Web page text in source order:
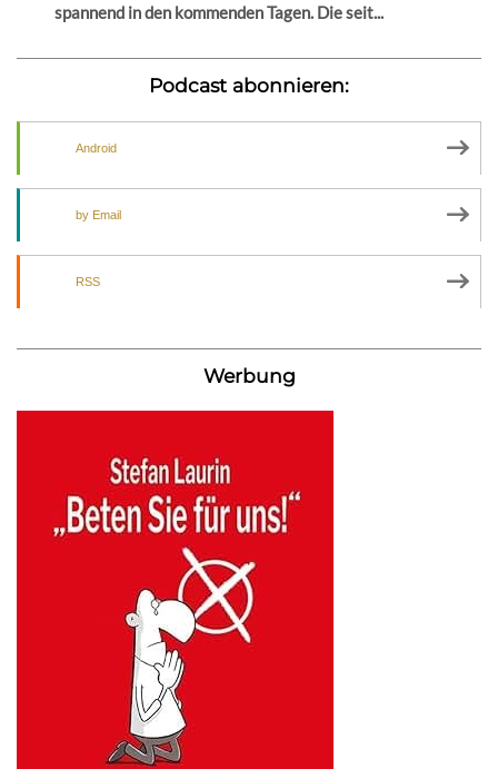
spannend in den kommenden Tagen. Die seit...
Podcast abonnieren:
Android
by Email
RSS
Werbung